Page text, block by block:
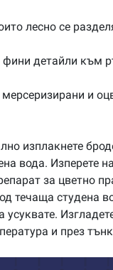
лесно се
детайли към
и
изплакнете
вода. Изперете
за цветно
течаща студена
и през